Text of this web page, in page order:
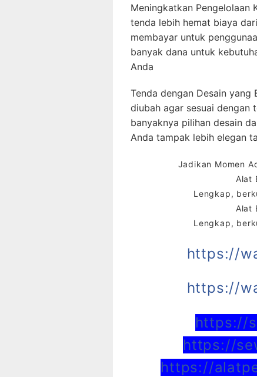
Meningkatkan Pengelolaan
tenda lebih hemat biaya
membayar untuk
banyak dana untuk
Anda
Tenda dengan Desain yang
diubah agar sesuai dengan
banyaknya pilihan desain
Anda tampak lebih elegan
Jadikan Momen
Alat
Lengkap,
Alat
Lengkap,
https://
https://
https://
https://
https://